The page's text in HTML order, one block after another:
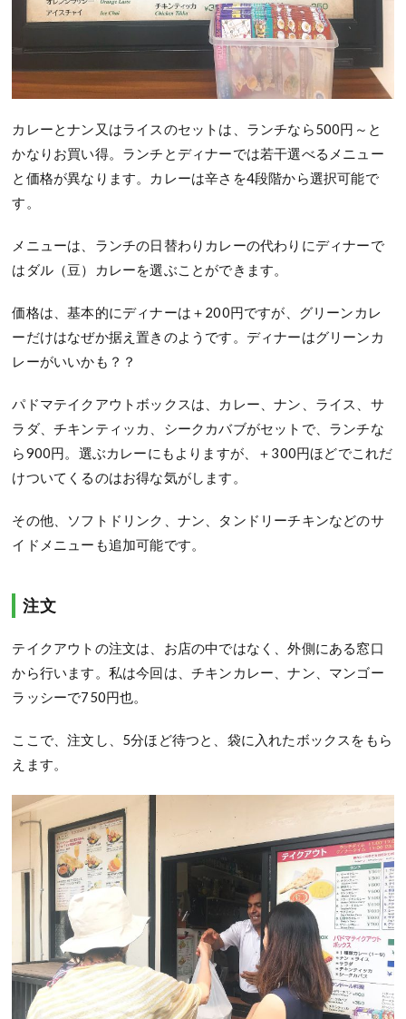
カレーとナン又はライスのセットは、ランチなら500円～と
かなりお買い得。ランチとディナーでは若干選べるメニュー
と価格が異なります。カレーは辛さを4段階から選択可能で
す。
メニューは、ランチの日替わりカレーの代わりにディナーで
はダル（豆）カレーを選ぶことができます。
価格は、基本的にディナーは＋200円ですが、グリーンカレ
ーだけはなぜか据え置きのようです。ディナーはグリーンカ
レーがいいかも？？
パドマテイクアウトボックスは、カレー、ナン、ライス、サ
ラダ、チキンティッカ、シークカバブがセットで、ランチな
ら900円。選ぶカレーにもよりますが、＋300円ほどでこれだ
けついてくるのはお得な気がします。
その他、ソフトドリンク、ナン、タンドリーチキンなどのサ
イドメニューも追加可能です。
注文
テイクアウトの注文は、お店の中ではなく、外側にある窓口
から行います。私は今回は、チキンカレー、ナン、マンゴー
ラッシーで750円也。
ここで、注文し、5分ほど待つと、袋に入れたボックスをもら
えます。